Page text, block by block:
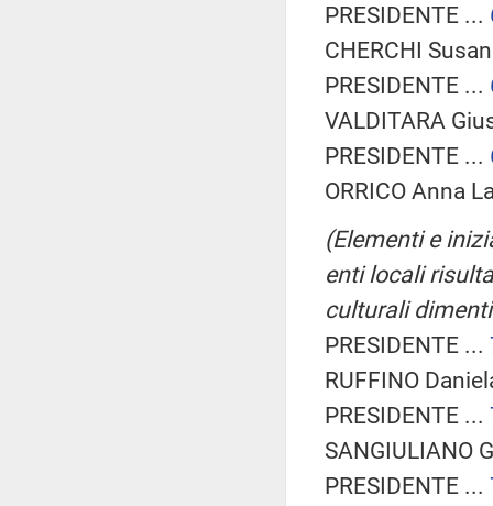
PRESIDENTE ...
CHERCHI
PRESIDENTE ...
VALDITARA
PRESIDENTE ...
ORRICO Anna
(Elementi e
enti locali
culturali
PRESIDENTE ...
RUFFINO
PRESIDENTE ...
SANGIULIANO
PRESIDENTE ...